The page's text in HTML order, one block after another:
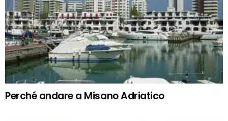
Perché andare a Misano Adriatico